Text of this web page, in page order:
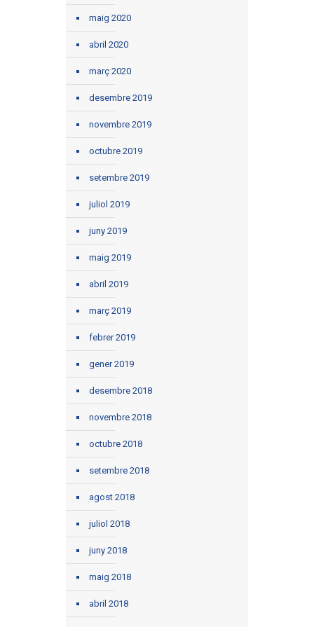
maig 2020
abril 2020
març 2020
desembre 2019
novembre 2019
octubre 2019
setembre 2019
juliol 2019
juny 2019
maig 2019
abril 2019
març 2019
febrer 2019
gener 2019
desembre 2018
novembre 2018
octubre 2018
setembre 2018
agost 2018
juliol 2018
juny 2018
maig 2018
abril 2018